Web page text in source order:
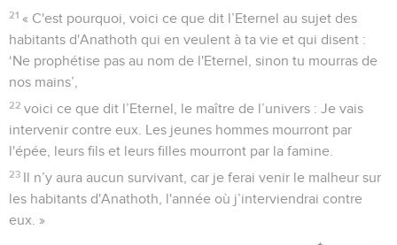
21 « C'est pourquoi, voici ce que dit l’Eternel au sujet des
habitants d'Anathoth qui en veulent à ta vie et qui disent :
‘Ne prophétise pas au nom de l'Eternel, sinon tu mourras de
nos mains’,
22 voici ce que dit l’Eternel, le maître de l’univers : Je vais
intervenir contre eux. Les jeunes hommes mourront par
l'épée, leurs fils et leurs filles mourront par la famine.
23 Il n’y aura aucun survivant, car je ferai venir le malheur sur
les habitants d'Anathoth, l'année où j’interviendrai contre
eux. »